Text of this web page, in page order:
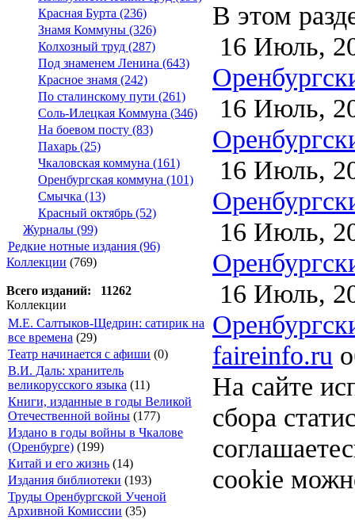
Красная Бурта (236)
Знамя Коммуны (326)
Колхозный труд (287)
Под знаменем Ленина (643)
Красное знамя (242)
По сталинскому пути (261)
Соль-Илецкая Коммуна (346)
На боевом посту (83)
Пахарь (25)
Чкаловская коммуна (161)
Оренбургская коммуна (101)
Смычка (13)
Красный октябрь (52)
Журналы (99)
Редкие нотные издания (96)
Коллекции (769)
Всего изданий: 11262
Коллекции
М.Е. Салтыков-Щедрин: сатирик на
все времена (29)
Театр начинается с афиши (0)
В.И. Даль: хранитель
великорусского языка (11)
Книги, изданные в годы Великой
Отечественной войны (177)
Издано в годы войны в Чкалове
(Оренбурге) (199)
Китай и его жизнь (14)
Издания библиотеки (193)
Труды Оренбургской Ученой
Архивной Комиссии (35)
В этом
16 Июль,
16 Июль,
16 Июль,
16 Июль,
16 Июль,
faireinfo.ru
На сайте
сбора
cookie